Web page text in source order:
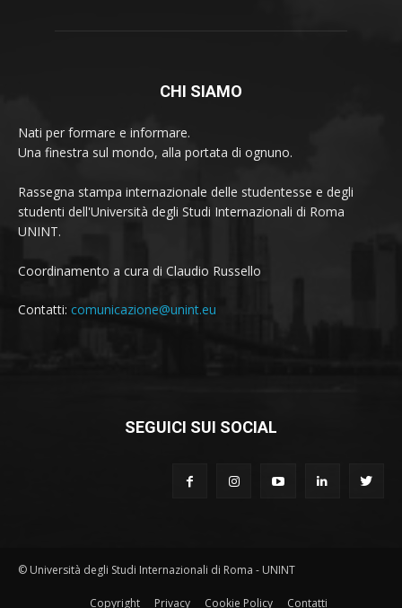
CHI SIAMO
Nati per formare e informare.
Una finestra sul mondo, alla portata di ognuno.
Rassegna stampa internazionale delle studentesse e degli
studenti dell'Università degli Studi Internazionali di Roma
UNINT.
Coordinamento a cura di Claudio Russello
Contatti: comunicazione@unint.eu
SEGUICI SUI SOCIAL
© Università degli Studi Internazionali di Roma - UNINT
Copyright Privacy Cookie Policy Contatti